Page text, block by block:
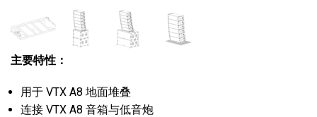
主要特性：
用于 VTX A8 地面堆叠
连接 VTX A8 音箱与低音炮